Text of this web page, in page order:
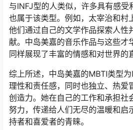
与INFJ型的人类似，许多具有感受
也属于该类型。例如，太宰治和村
他们通过自己的文学作品探索人性
献。中岛美嘉的音乐作品与这些才
同样展现了丰富的情感和对世界的
综上所述，中岛美嘉的MBTI类型为
理性和责任感，同时也独立、热爱
创造力。她在自己的工作和承担社
努力，传递给人们无尽的温暖和启
持者和喜爱者的青睐。